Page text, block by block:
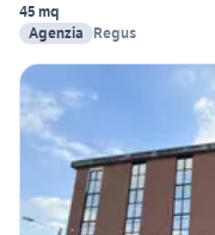
45 mq
Agenzia
Regus